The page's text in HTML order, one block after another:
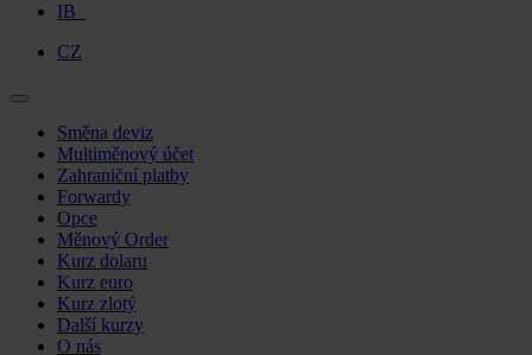
IB
CZ
Skip
content
Směna deviz
Multiměnový účet
Zahraniční platby
Forwardy
Opce
Měnový Order
Kurz dolaru
Kurz euro
Kurz zlotý
Další kurzy
O nás